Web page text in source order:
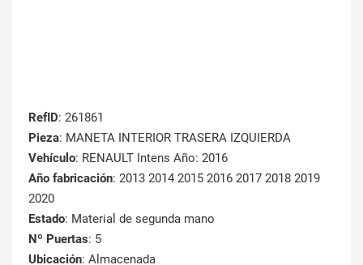
RefID: 261861
Pieza: MANETA INTERIOR TRASERA IZQUIERDA
Vehículo: RENAULT Intens Año: 2016
Año fabricación: 2013 2014 2015 2016 2017 2018 2019
2020
Estado: Material de segunda mano
Nº Puertas: 5
Ubicación: Almacenada